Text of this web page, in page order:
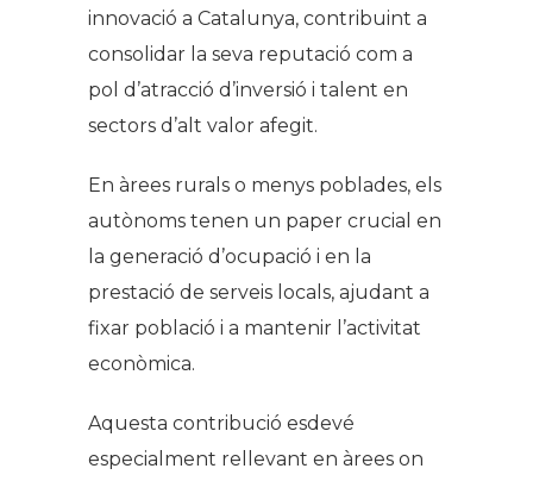
innovació a Catalunya, contribuint a
consolidar la seva reputació com a
pol d’atracció d’inversió i talent en
sectors d’alt valor afegit.
En àrees rurals o menys poblades, els
autònoms tenen un paper crucial en
la generació d’ocupació i en la
prestació de serveis locals, ajudant a
fixar població i a mantenir l’activitat
econòmica.
Aquesta contribució esdevé
especialment rellevant en àrees on